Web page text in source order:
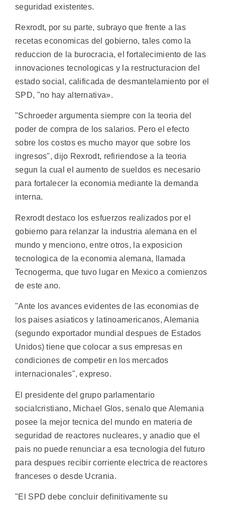
seguridad existentes.
Rexrodt, por su parte, subrayo que frente a las
recetas economicas del gobierno, tales como la
reduccion de la burocracia, el fortalecimiento de las
innovaciones tecnologicas y la restructuracion del
estado social, calificada de desmantelamiento por el
SPD, "no hay alternativa».
"Schroeder argumenta siempre con la teoria del
poder de compra de los salarios. Pero el efecto
sobre los costos es mucho mayor que sobre los
ingresos", dijo Rexrodt, refiriendose a la teoria
segun la cual el aumento de sueldos es necesario
para fortalecer la economia mediante la demanda
interna.
Rexrodt destaco los esfuerzos realizados por el
gobierno para relanzar la industria alemana en el
mundo y menciono, entre otros, la exposicion
tecnologica de la economia alemana, llamada
Tecnogerma, que tuvo lugar en Mexico a comienzos
de este ano.
"Ante los avances evidentes de las economias de
los paises asiaticos y latinoamericanos, Alemania
(segundo exportador mundial despues de Estados
Unidos) tiene que colocar a sus empresas en
condiciones de competir en los mercados
internacionales", expreso.
El presidente del grupo parlamentario
socialcristiano, Michael Glos, senalo que Alemania
posee la mejor tecnica del mundo en materia de
seguridad de reactores nucleares, y anadio que el
pais no puede renunciar a esa tecnologia del futuro
para despues recibir corriente electrica de reactores
franceses o desde Ucrania.
"El SPD debe concluir definitivamente su